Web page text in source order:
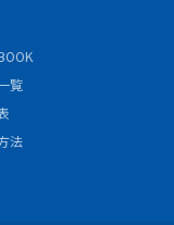
覧
法